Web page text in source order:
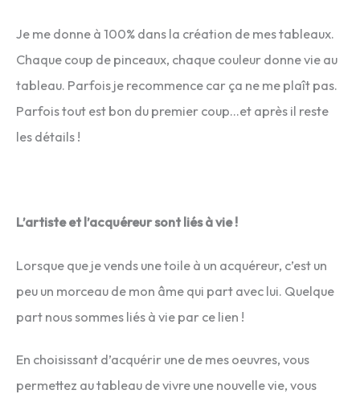
Je me donne à 100% dans la création de mes tableaux.
Chaque coup de pinceaux, chaque couleur donne vie au
tableau. Parfois je recommence car ça ne me plaît pas.
Parfois tout est bon du premier coup…et après il reste
les détails !
L’artiste et l’acquéreur sont liés à vie !
Lorsque que je vends une toile à un acquéreur, c’est un
peu un morceau de mon âme qui part avec lui. Quelque
part nous sommes liés à vie par ce lien !
En choisissant d’acquérir une de mes oeuvres, vous
permettez au tableau de vivre une nouvelle vie, vous